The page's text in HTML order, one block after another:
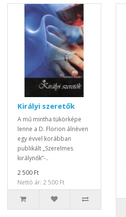
Királyi szeretők
A mű mintha tükörképe
lenne a D. Florion álnéven
egy évvel korábban
publikált „Szerelmes
királynők”-..
2 500 Ft
Nettó ár: 2 500 Ft